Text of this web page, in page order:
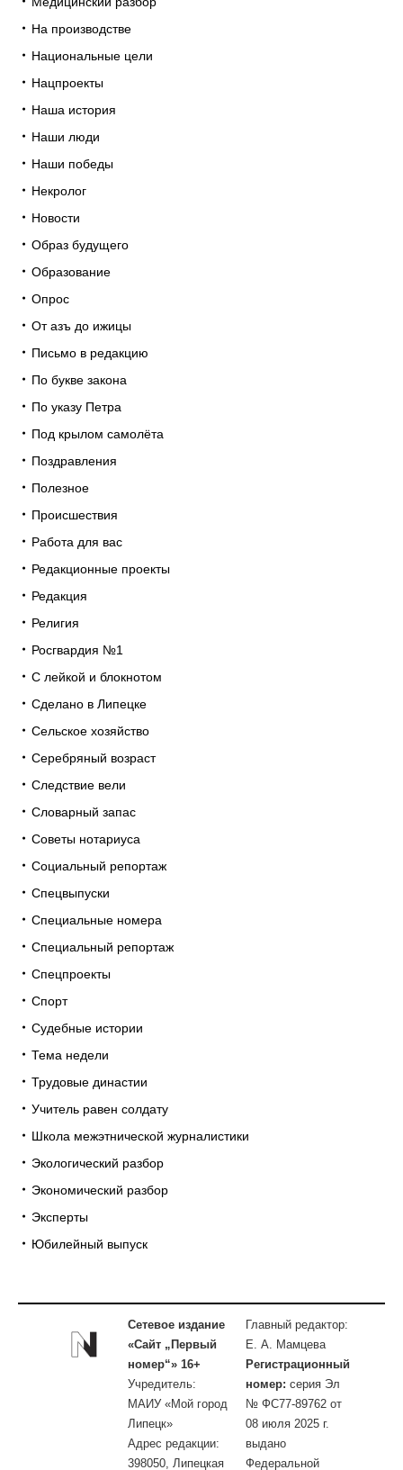
На производстве
Национальные цели
Нацпроекты
Наша история
Наши люди
Наши победы
Некролог
Новости
Образ будущего
Образование
Опрос
От азъ до ижицы
Письмо в редакцию
По букве закона
По указу Петра
Под крылом самолёта
Поздравления
Полезное
Происшествия
Работа для вас
Редакционные проекты
Редакция
Религия
Росгвардия №1
С лейкой и блокнотом
Сделано в Липецке
Сельское хозяйство
Серебряный возраст
Следствие вели
Словарный запас
Советы нотариуса
Социальный репортаж
Спецвыпуски
Специальные номера
Специальный репортаж
Спецпроекты
Спорт
Судебные истории
Тема недели
Трудовые династии
Учитель равен солдату
Школа межэтнической журналистики
Экологический разбор
Экономический разбор
Эксперты
Юбилейный выпуск
Сетевое издание
«Сайт „Первый
номер“» 16+
Учредитель:
МАИУ «Мой город
Липецк»
Адрес редакции:
398050, Липецкая
Главный редактор:
Е. А. Мамцева
Регистрационный
номер: серия Эл
№ ФС77-89762 от
08 июля 2025 г.
выдано
Федеральной